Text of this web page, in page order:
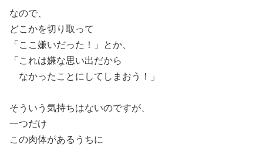
なので、
どこかを切り取って
「ここ嫌いだった！」とか、
「これは嫌な思い出だから
なかったことにしてしまおう！」
そういう気持ちはないのですが、
一つだけ
この肉体があるうちに